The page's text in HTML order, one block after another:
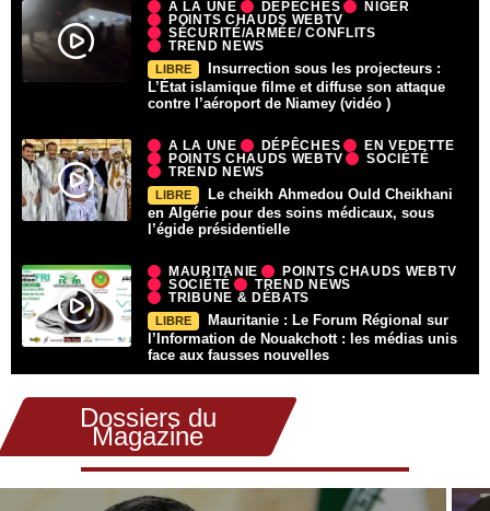
A LA UNE DÉPÊCHES
NIGER
POINTS CHAUDS WEBTV
SÉCURITÉ/ARMÉE/ CONFLITS
TREND NEWS
LIBRE
Insurrection sous les projecteurs :
L’État islamique filme et diffuse son attaque
contre l’aéroport de Niamey (vidéo )
A LA UNE DÉPÊCHES
EN VEDETTE
POINTS CHAUDS WEBTV
SOCIÉTÉ
TREND NEWS
LIBRE
Le cheikh Ahmedou Ould Cheikhani
en Algérie pour des soins médicaux, sous
l’égide présidentielle
MAURITANIE
POINTS CHAUDS WEBTV
SOCIÉTÉ
TREND NEWS
TRIBUNE & DÉBATS
LIBRE
Mauritanie : Le Forum Régional sur
l’Information de Nouakchott : les médias unis
face aux fausses nouvelles
Dossiers du
Magazine